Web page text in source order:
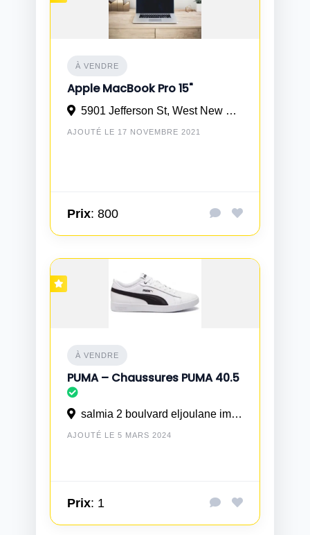
À VENDRE
Apple MacBook Pro 15"
5901 Jefferson St, West New York, NJ
AJOUTÉ LE 17 NOVEMBRE 2021
Prix: 800
À VENDRE
PUMA – Chaussures PUMA 40.5
salmia 2 boulvard eljoulane imm 161
AJOUTÉ LE 5 MARS 2024
Prix: 1